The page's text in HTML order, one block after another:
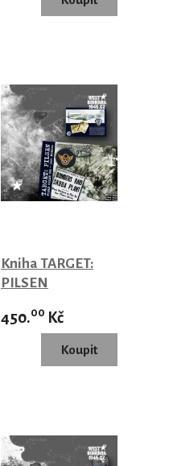
Kniha TARGET:
PILSEN
450.00 Kč